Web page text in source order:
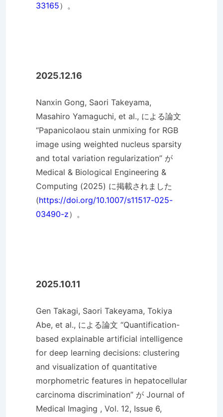
33165）。
2025.12.16
Nanxin Gong, Saori Takeyama,
Masahiro Yamaguchi, et al., による論文
“Papanicolaou stain unmixing for RGB
image using weighted nucleus sparsity
and total variation regularization” が
Medical & Biological Engineering &
Computing (2025) に掲載されました
(https://doi.org/10.1007/s11517-025-
03490-z）。
2025.10.11
Gen Takagi, Saori Takeyama, Tokiya
Abe, et al., による論文 “Quantification-
based explainable artificial intelligence
for deep learning decisions: clustering
and visualization of quantitative
morphometric features in hepatocellular
carcinoma discrimination” が Journal of
Medical Imaging , Vol. 12, Issue 6,